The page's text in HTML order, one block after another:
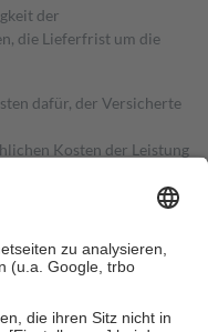
der
die Lieferfrist um die
dafür, der Versicherte
Kosten der Leistung